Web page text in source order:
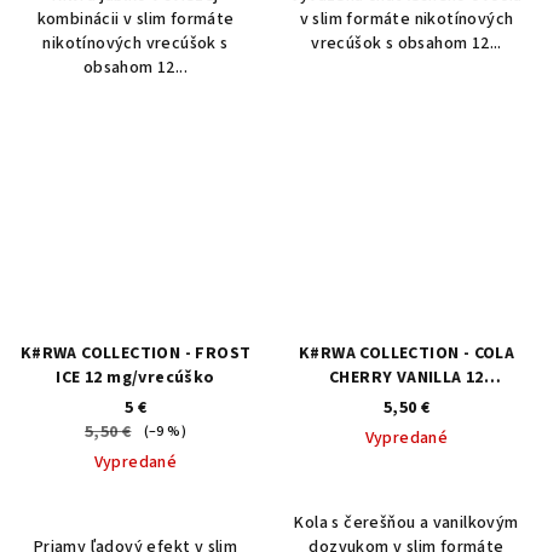
kombinácii v slim formáte
nikotínových vrecúšok s
obsahom 12...
v slim formáte nikotínových
vrecúšok s obsahom 12...
K#RWA COLLECTION - FROST
ICE 12 mg/vrecúško
5 €
5,50 €
(–9 %)
Vypredané
K#RWA COLLECTION - COLA
CHERRY VANILLA 12
mg/vrecúško
5,50 €
Vypredané
Kola s čerešňou a vanilkovým